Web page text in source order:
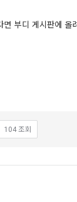
부디 게시판에 올
104 조회